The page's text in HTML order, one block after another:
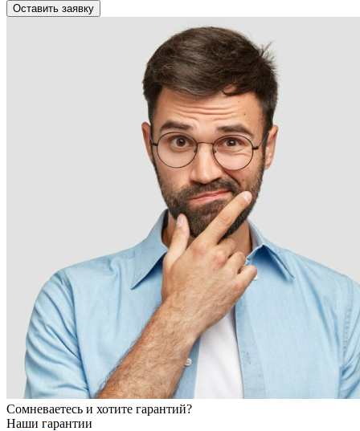
Оставить заявку
Сомневаетесь и хотите гарантий?
Наши гарантии